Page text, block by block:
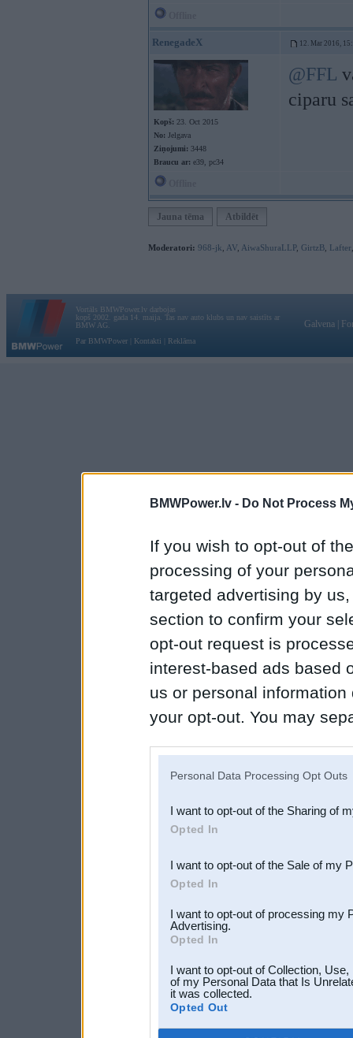
BMWPower.lv - Do Not Process
If you wish to opt-out of
processing of your
targeted advertising by
section to confirm your
opt-out request is
interest-based ads based
us or personal
your opt-out. You may
Downstream Participants
third parties.
Personal Data Processing Opt Outs
I want to opt-out of the Sharing of
Opted In
I want to opt-out of the Sale of my
Opted In
I want to opt-out of processing my
Advertising.
Opted In
I want to opt-out of Collection,
of my Personal Data that Is
it was collected.
Opted Out
RenegadeX 12. Mar 2016,
Kopš: 23. Oct 2015
No: Jelgava
Ziņojumi: 3448
Braucu ar: e39, pc34
@FFL
ciparu
Jauna tēma Atbildēt
Moderatori: 968-jk AV AiwaShuraLLP, GirtzB Lafter
Vortāls BMWPower.lv darbojas
kopš 2002. gada 14. maija. Tas nav auto klubs un nav saistīts ar
BMW AG.
Par BMWPower
Kontakti Reklāma
Galvena